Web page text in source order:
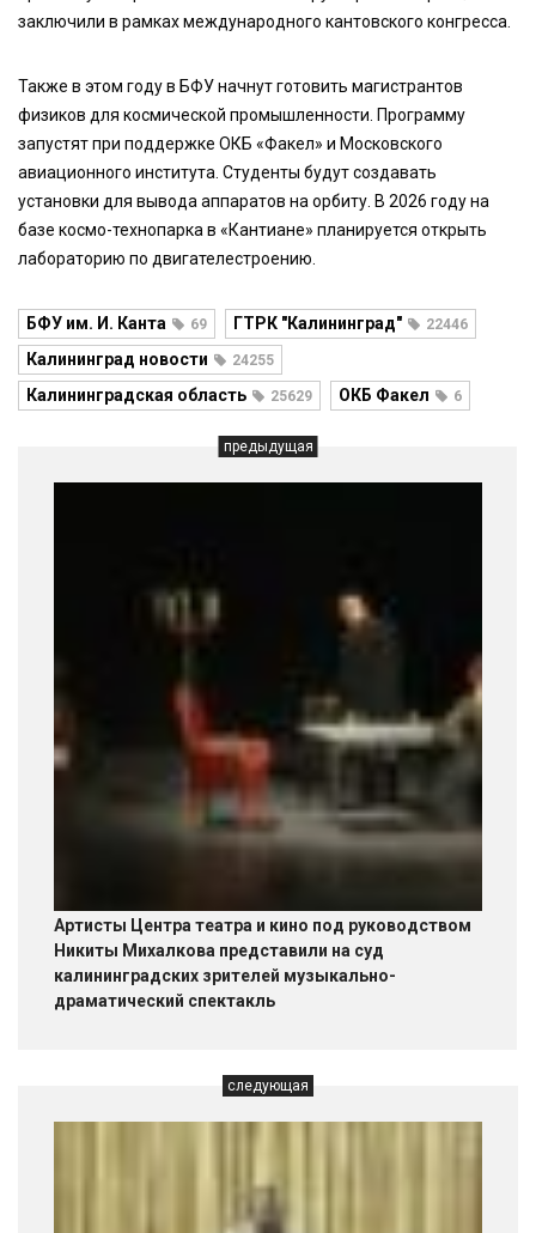
заключили в рамках международного кантовского конгресса.
Также в этом году в БФУ начнут готовить магистрантов
физиков для космической промышленности. Программу
запустят при поддержке ОКБ «Факел» и Московского
авиационного института. Студенты будут создавать
установки для вывода аппаратов на орбиту. В 2026 году на
базе космо-технопарка в «Кантиане» планируется открыть
лабораторию по двигателестроению.
БФУ им. И. Канта 69 ГТРК "Калининград" 22446
Калининград новости 24255
Калининградская область 25629 ОКБ Факел 6
предыдущая
Артисты Центра театра и кино под руководством
Никиты Михалкова представили на суд
калининградских зрителей музыкально-
драматический спектакль
следующая